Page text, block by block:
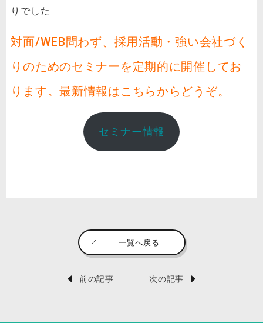
りでした
対面/WEB問わず、採用活動・強い会社づく
りのためのセミナーを定期的に開催してお
ります。最新情報はこちらからどうぞ。
セミナー情報
前の記事
一覧へ戻る
次の記事